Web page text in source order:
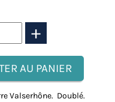
+
Valserhône. Doublé.